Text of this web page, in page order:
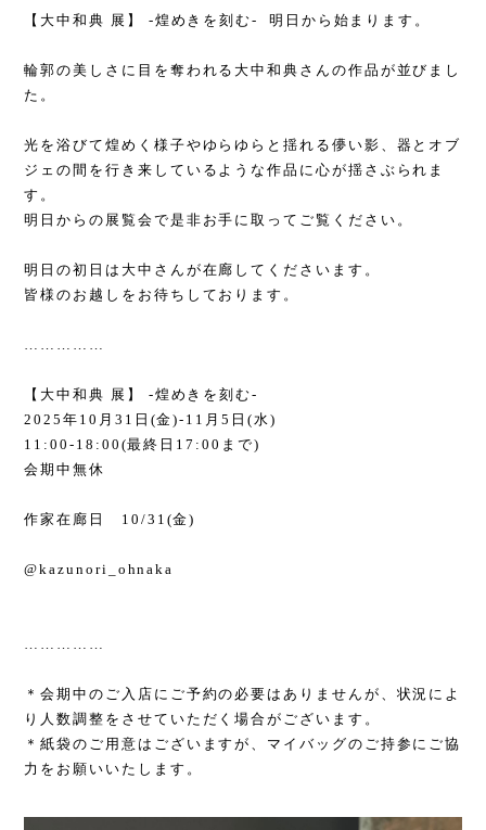
【大中和典 展】 -煌めきを刻む- 明日から始まります。
輪郭の美しさに目を奪われる大中和典さんの作品が並びまし
た。
光を浴びて煌めく様子やゆらゆらと揺れる儚い影、器とオブ
ジェの間を行き来しているような作品に心が揺さぶられま
す。
明日からの展覧会で是非お手に取ってご覧ください。
明日の初日は大中さんが在廊してくださいます。
皆様のお越しをお待ちしております。
……………
【大中和典 展】 -煌めきを刻む-
2025年10月31日(金)-11月5日(水)
11:00-18:00(最終日17:00まで)
会期中無休
作家在廊日 10/31(金)
@kazunori_ohnaka
……………
＊会期中のご入店にご予約の必要はありませんが、状況によ
り人数調整をさせていただく場合がございます。
＊紙袋のご用意はございますが、マイバッグのご持参にご協
力をお願いいたします。